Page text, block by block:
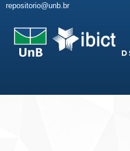
repositorio@unb.br